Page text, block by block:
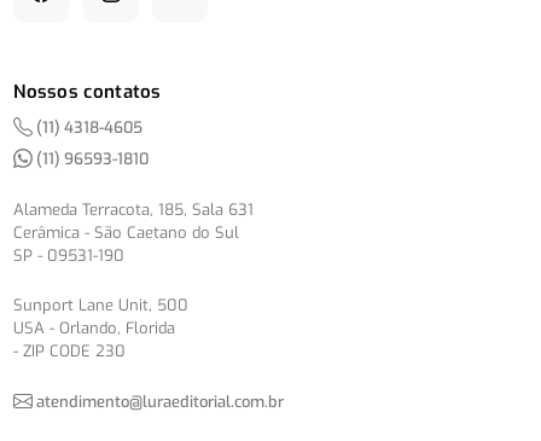
Nossos contatos
(11) 4318-4605
(11) 96593-1810
Alameda Terracota, 185, Sala 631
Cerâmica - São Caetano do Sul
SP - 09531-190
Sunport Lane Unit, 500
USA - Orlando, Florida
- ZIP CODE 230
atendimento@luraeditorial.com.br